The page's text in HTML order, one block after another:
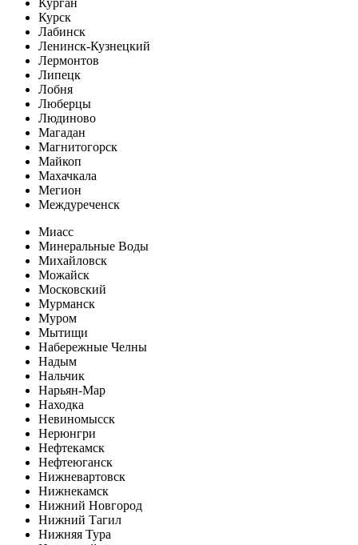
Курск
Лабинск
Ленинск-Кузнецкий
Лермонтов
Липецк
Лобня
Люберцы
Людиново
Магадан
Магнитогорск
Майкоп
Махачкала
Мегион
Междуреченск
Миасс
Минеральные Воды
Михайловск
Можайск
Московский
Мурманск
Муром
Мытищи
Набережные Челны
Надым
Нальчик
Нарьян-Мар
Находка
Невиномысск
Нерюнгри
Нефтекамск
Нефтеюганск
Нижневартовск
Нижнекамск
Нижний Новгород
Нижний Тагил
Нижняя Тура